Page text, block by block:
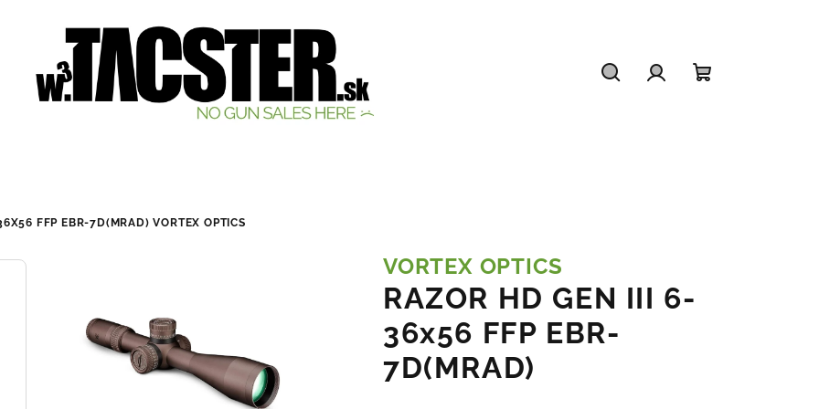
FFP EBR-7D(MRAD)VORTEX OPTICS
VORTEX OPTICS
RAZOR HD GEN III 6-
36x56 FFP EBR-
7D(MRAD)